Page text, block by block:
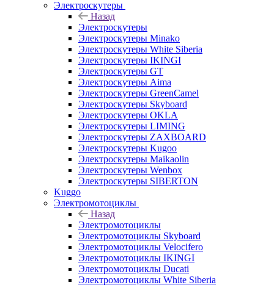
Электроскутеры
Назад
Электроскутеры
Электроскутеры Minako
Электроскутеры White Siberia
Электроскутеры IKINGI
Электроскутеры GT
Электроскутеры Aima
Электроскутеры GreenCamel
Электроскутеры Skyboard
Электроскутеры OKLA
Электроскутеры LIMING
Электроскутеры ZAXBOARD
Электроскутеры Kugoo
Электроскутеры Maikaolin
Электроскутеры Wenbox
Электроскутеры SIBERTON
Kuggo
Электромотоциклы
Назад
Электромотоциклы
Электромотоциклы Skyboard
Электромотоциклы Velocifero
Электромотоциклы IKINGI
Электромотоциклы Ducati
Электромотоциклы White Siberia